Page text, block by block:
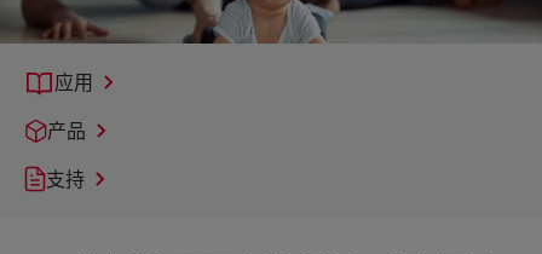
应用
产品
支持